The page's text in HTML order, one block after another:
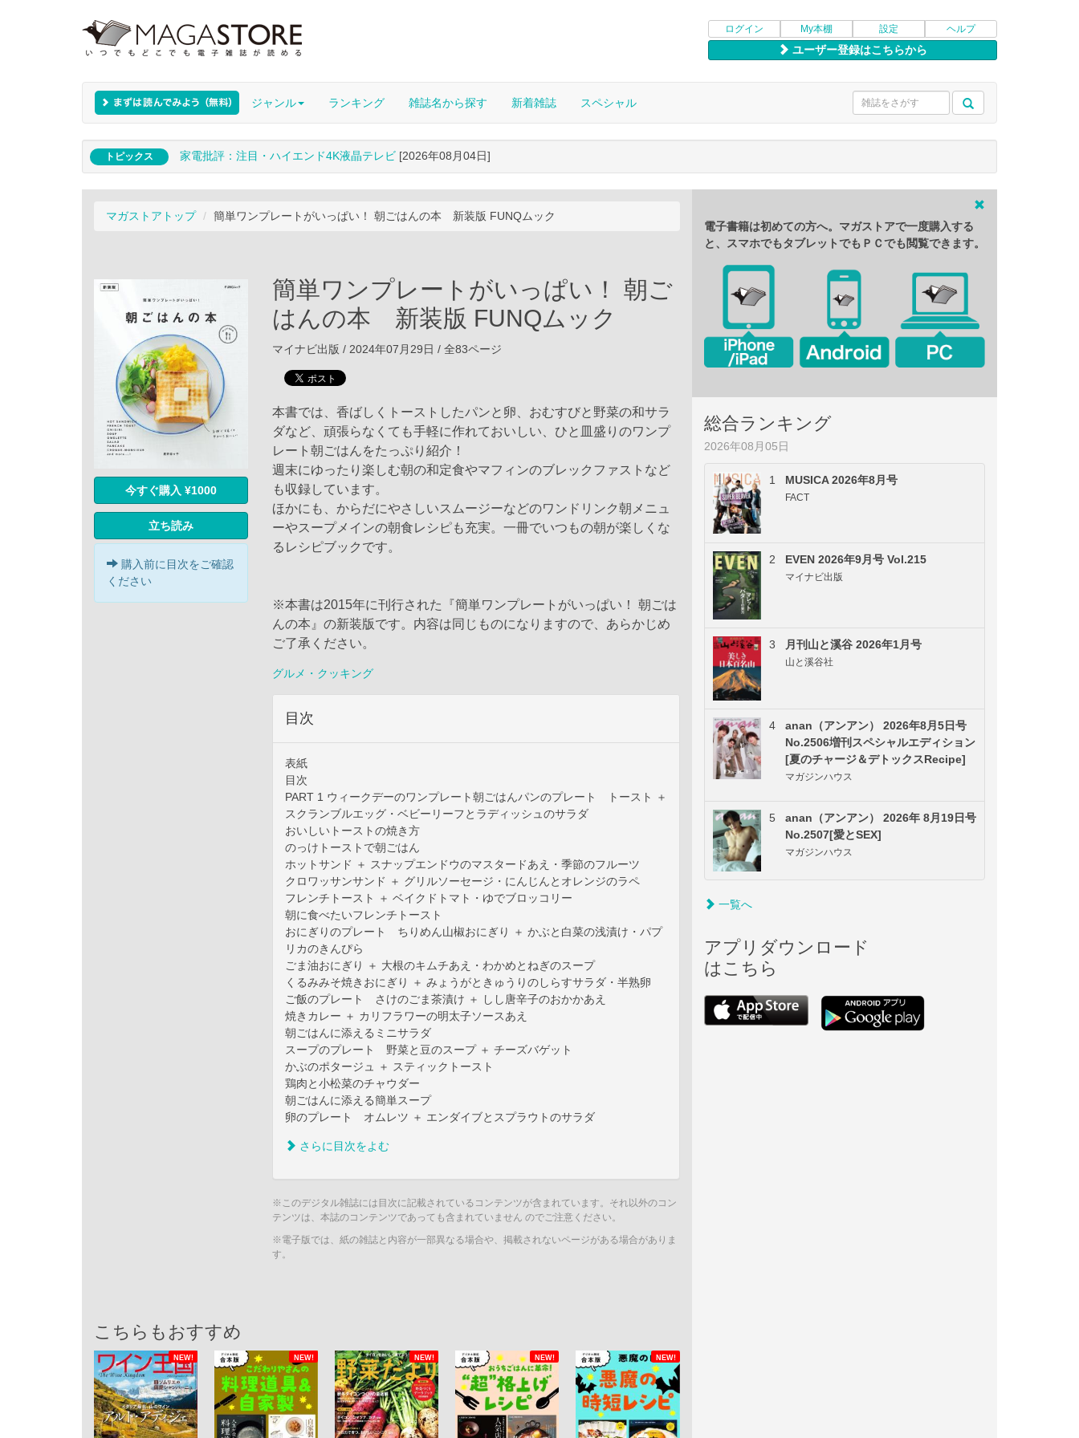
ログイン My本棚 設定 ヘルプ
ユーザー登録はこちらから
ジャンル ランキング 雑誌名から探す 新着雑誌 スペシャル
トピックス 家電批評：注目・ハイエンド4K液晶テレビ [2026年08月04日]
マガストアトップ 簡単ワンプレートがいっぱい！ 朝ごはんの本 新装版 FUNQムック
今すぐ購入 ¥1000
立ち読み
購入前に目次をご確認
ください
簡単ワンプレートがいっぱい！ 朝ご
はんの本 新装版 FUNQムック
マイナビ出版 / 2024年07月29日 / 全83ページ
本書では、香ばしくトーストしたパンと卵、おむすびと野菜の和サラ
ダなど、頑張らなくても手軽に作れておいしい、ひと皿盛りのワンプ
レート朝ごはんをたっぷり紹介！
週末にゆったり楽しむ朝の和定食やマフィンのブレックファストなど
も収録しています。
ほかにも、からだにやさしいスムージーなどのワンドリンク朝メニュ
ーやスープメインの朝食レシピも充実。一冊でいつもの朝が楽しくな
るレシピブックです。
※本書は2015年に刊行された『簡単ワンプレートがいっぱい！ 朝ごは
んの本』の新装版です。内容は同じものになりますので、あらかじめ
ご了承ください。
グルメ・クッキング
目次
表紙
目次
PART 1 ウィークデーのワンプレート朝ごはんパンのプレート トースト ＋
スクランブルエッグ・ベビーリーフとラディッシュのサラダ
おいしいトーストの焼き方
のっけトーストで朝ごはん
ホットサンド ＋ スナップエンドウのマスタードあえ・季節のフルーツ
クロワッサンサンド ＋ グリルソーセージ・にんじんとオレンジのラペ
フレンチトースト ＋ ベイクドトマト・ゆでブロッコリー
朝に食べたいフレンチトースト
おにぎりのプレート ちりめん山椒おにぎり ＋ かぶと白菜の浅漬け・パプ
リカのきんぴら
ごま油おにぎり ＋ 大根のキムチあえ・わかめとねぎのスープ
くるみみそ焼きおにぎり ＋ みょうがときゅうりのしらすサラダ・半熟卵
ご飯のプレート さけのごま茶漬け ＋ しし唐辛子のおかかあえ
焼きカレー ＋ カリフラワーの明太子ソースあえ
朝ごはんに添えるミニサラダ
スープのプレート 野菜と豆のスープ ＋ チーズバゲット
かぶのポタージュ ＋ スティックトースト
鶏肉と小松菜のチャウダー
朝ごはんに添える簡単スープ
卵のプレート オムレツ ＋ エンダイブとスプラウトのサラダ
さらに目次をよむ
※このデジタル雑誌には目次に記載されているコンテンツが含まれています。それ以外のコン
テンツは、本誌のコンテンツであっても含まれていません のでご注意ください。
※電子版では、紙の雑誌と内容が一部異なる場合や、掲載されないページがある場合がありま
す。
こちらもおすすめ
NEW! NEW! NEW! NEW! NEW!
電子書籍は初めての方へ。マガストアで一度購入する
と、スマホでもタブレットでもＰＣでも閲覧できます。
総合ランキング
2026年08月05日
1 MUSICA 2026年8月号
FACT
2 EVEN 2026年9月号 Vol.215
マイナビ出版
3 月刊山と溪谷 2026年1月号
山と溪谷社
4
anan（アンアン） 2026年8月5日号
No.2506増刊スペシャルエディション
[夏のチャージ＆デトックスRecipe]
マガジンハウス
5
anan（アンアン） 2026年 8月19日号
No.2507[愛とSEX]
マガジンハウス
一覧へ
アプリダウンロード
はこちら